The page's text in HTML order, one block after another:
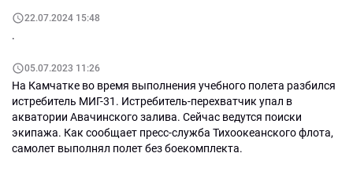
22.07.2024 15:48
.
05.07.2023 11:26
На Камчатке во время выполнения учебного полета разбился
истребитель МИГ-31. Истребитель-перехватчик упал в
акватории Авачинского залива. Сейчас ведутся поиски
экипажа. Как сообщает пресс-служба Тихоокеанского флота,
самолет выполнял полет без боекомплекта.